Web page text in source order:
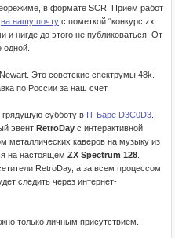
в формате SCR. Прием работ
на нашу почту с пометкой “конкурс zx
нигде до этого не публиковаться. От
одной.
Это советские спектрумы 48k.
по России за наш счет.
грядущую субботу в IT-Баре D3C0D3
эвент RetroDay с интерактивной
металлических каверов на музыку из
на настоящем ZX Spectrum 128
RetroDay, а за всем процессом
следить через интернет-
только личным присутствием.